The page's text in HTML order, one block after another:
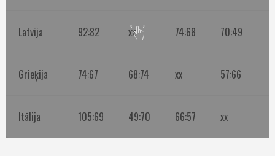
Latvija 92:82 xx 74:68 70:49
Grieķija 74:67 68:74 xx 57:66
Itālija 105:69 49:70 66:57 xx